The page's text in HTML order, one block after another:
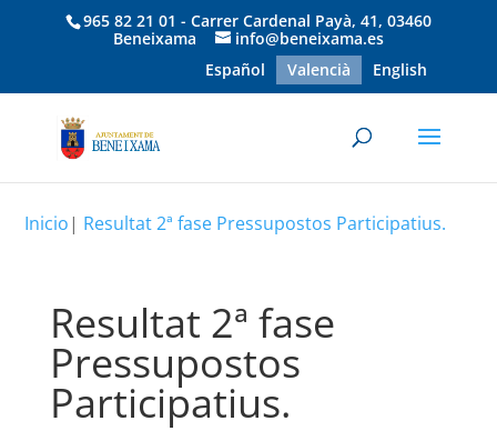
965 82 21 01 - Carrer Cardenal Payà, 41, 03460
Beneixama
info@beneixama.es
Español
Valencià English
Inicio| Resultat 2ª fase Pressupostos Participatius.
Resultat 2ª fase
Pressupostos
Participatius.